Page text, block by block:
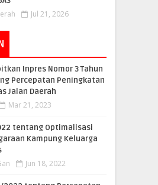
Jul 21, 2026
Inpres Nomor 3 Tahun
Percepatan Peningkatan
Jalan Daerah
Mar 21, 2023
tentang Optimalisasi
Kampung Keluarga
Jun 18, 2022